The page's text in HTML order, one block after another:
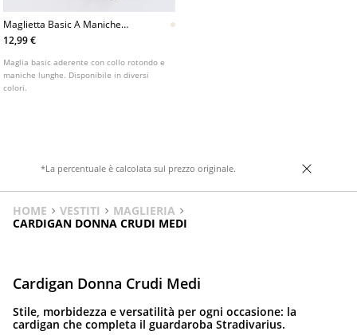
Maglietta Basic A Maniche
Lunghe
12,99 €
Maglia basic aderente con collo rotondo e
maniche lunghe. Disponibile in diversi
colori.
*La percentuale è calcolata sul prezzo originale.
HOME VESTITI
MAGLIERIA
CARDIGAN DONNA CRUDI MEDI
Cardigan Donna Crudi Medi
Stile, morbidezza e versatilità per ogni occasione: la
cardigan che completa il guardaroba Stradivarius.